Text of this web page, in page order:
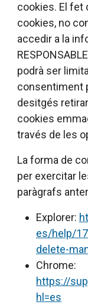
cookies. El fet
cookies, no
accedir a la
podrà ser
consentiment
desitgés
cookies
través de les
La forma de
per exercitar
paràgrafs
Explorer:
es/help/
delete-
Chrome:
https://
hl=es